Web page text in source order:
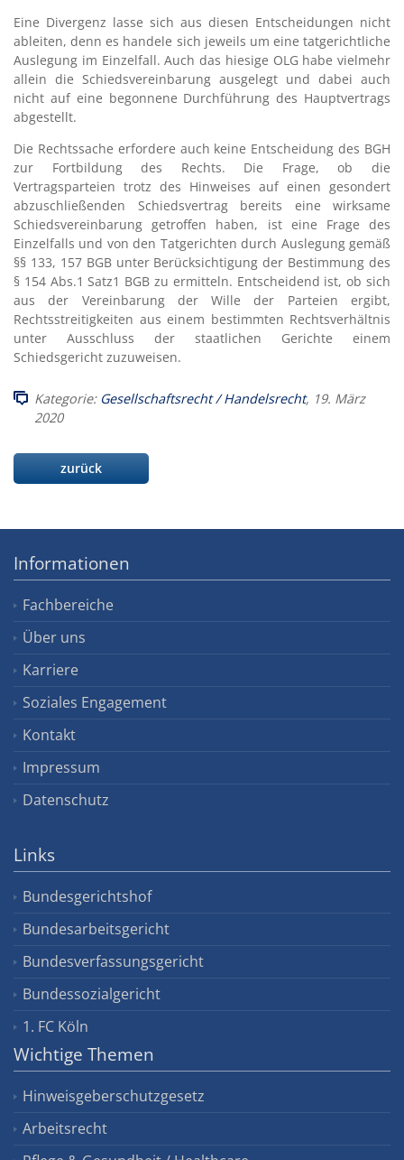
Eine Divergenz lasse sich aus diesen Entscheidungen nicht
ableiten, denn es handele sich jeweils um eine tatgerichtliche
Auslegung im Einzelfall. Auch das hiesige OLG habe vielmehr
allein die Schiedsvereinbarung ausgelegt und dabei auch
nicht auf eine begonnene Durchführung des Hauptvertrags
abgestellt.
Die Rechtssache erfordere auch keine Entscheidung des BGH
zur Fortbildung des Rechts. Die Frage, ob die
Vertragsparteien trotz des Hinweises auf einen gesondert
abzuschließenden Schiedsvertrag bereits eine wirksame
Schiedsvereinbarung getroffen haben, ist eine Frage des
Einzelfalls und von den Tatgerichten durch Auslegung gemäß
§§ 133, 157 BGB unter Berücksichtigung der Bestimmung des
§ 154 Abs.1 Satz1 BGB zu ermitteln. Entscheidend ist, ob sich
aus der Vereinbarung der Wille der Parteien ergibt,
Rechtsstreitigkeiten aus einem bestimmten Rechtsverhältnis
unter Ausschluss der staatlichen Gerichte einem
Schiedsgericht zuzuweisen.
Kategorie: Gesellschaftsrecht / Handelsrecht, 19. März
2020
zurück
Informationen
Fachbereiche
Über uns
Karriere
Soziales Engagement
Kontakt
Impressum
Datenschutz
Links
Bundesgerichtshof
Bundesarbeitsgericht
Bundesverfassungsgericht
Bundessozialgericht
1. FC Köln
Wichtige Themen
Hinweisgeberschutzgesetz
Arbeitsrecht